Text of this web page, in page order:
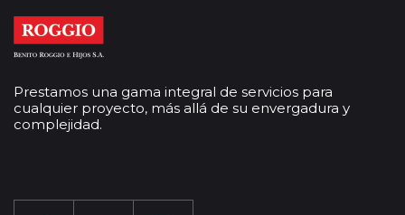
Prestamos una gama integral de servicios para
cualquier proyecto, más allá de su envergadura y
complejidad.